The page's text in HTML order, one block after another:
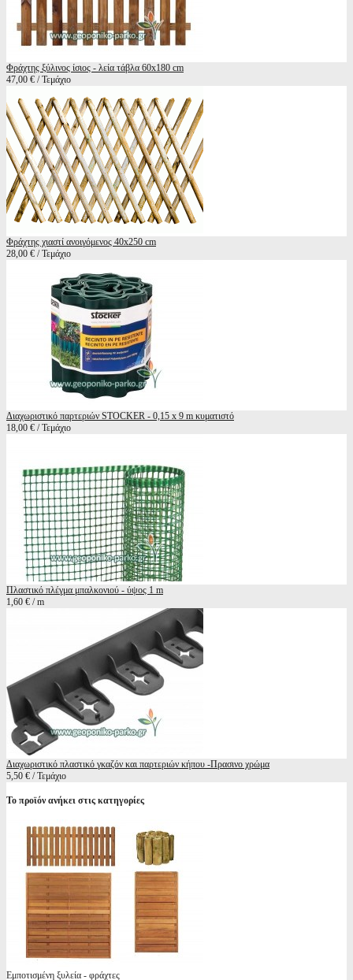
Φράχτης ξύλινος ίσιος - λεία τάβλα 60x180 cm
47,00 € / Τεμάχιο
Φράχτης χιαστί ανοιγόμενος 40x250 cm
28,00 € / Τεμάχιο
Διαχωριστικό παρτεριών STOCKER - 0,15 x 9 m κυματιστό
18,00 € / Τεμάχιο
Πλαστικό πλέγμα μπαλκονιού - ύψος 1 m
1,60 € / m
Διαχωριστικό πλαστικό γκαζόν και παρτεριών κήπου -Πρασινο χρώμα
5,50 € / Τεμάχιο
Το προϊόν ανήκει στις κατηγορίες
Εμποτισμένη ξυλεία - φράχτες